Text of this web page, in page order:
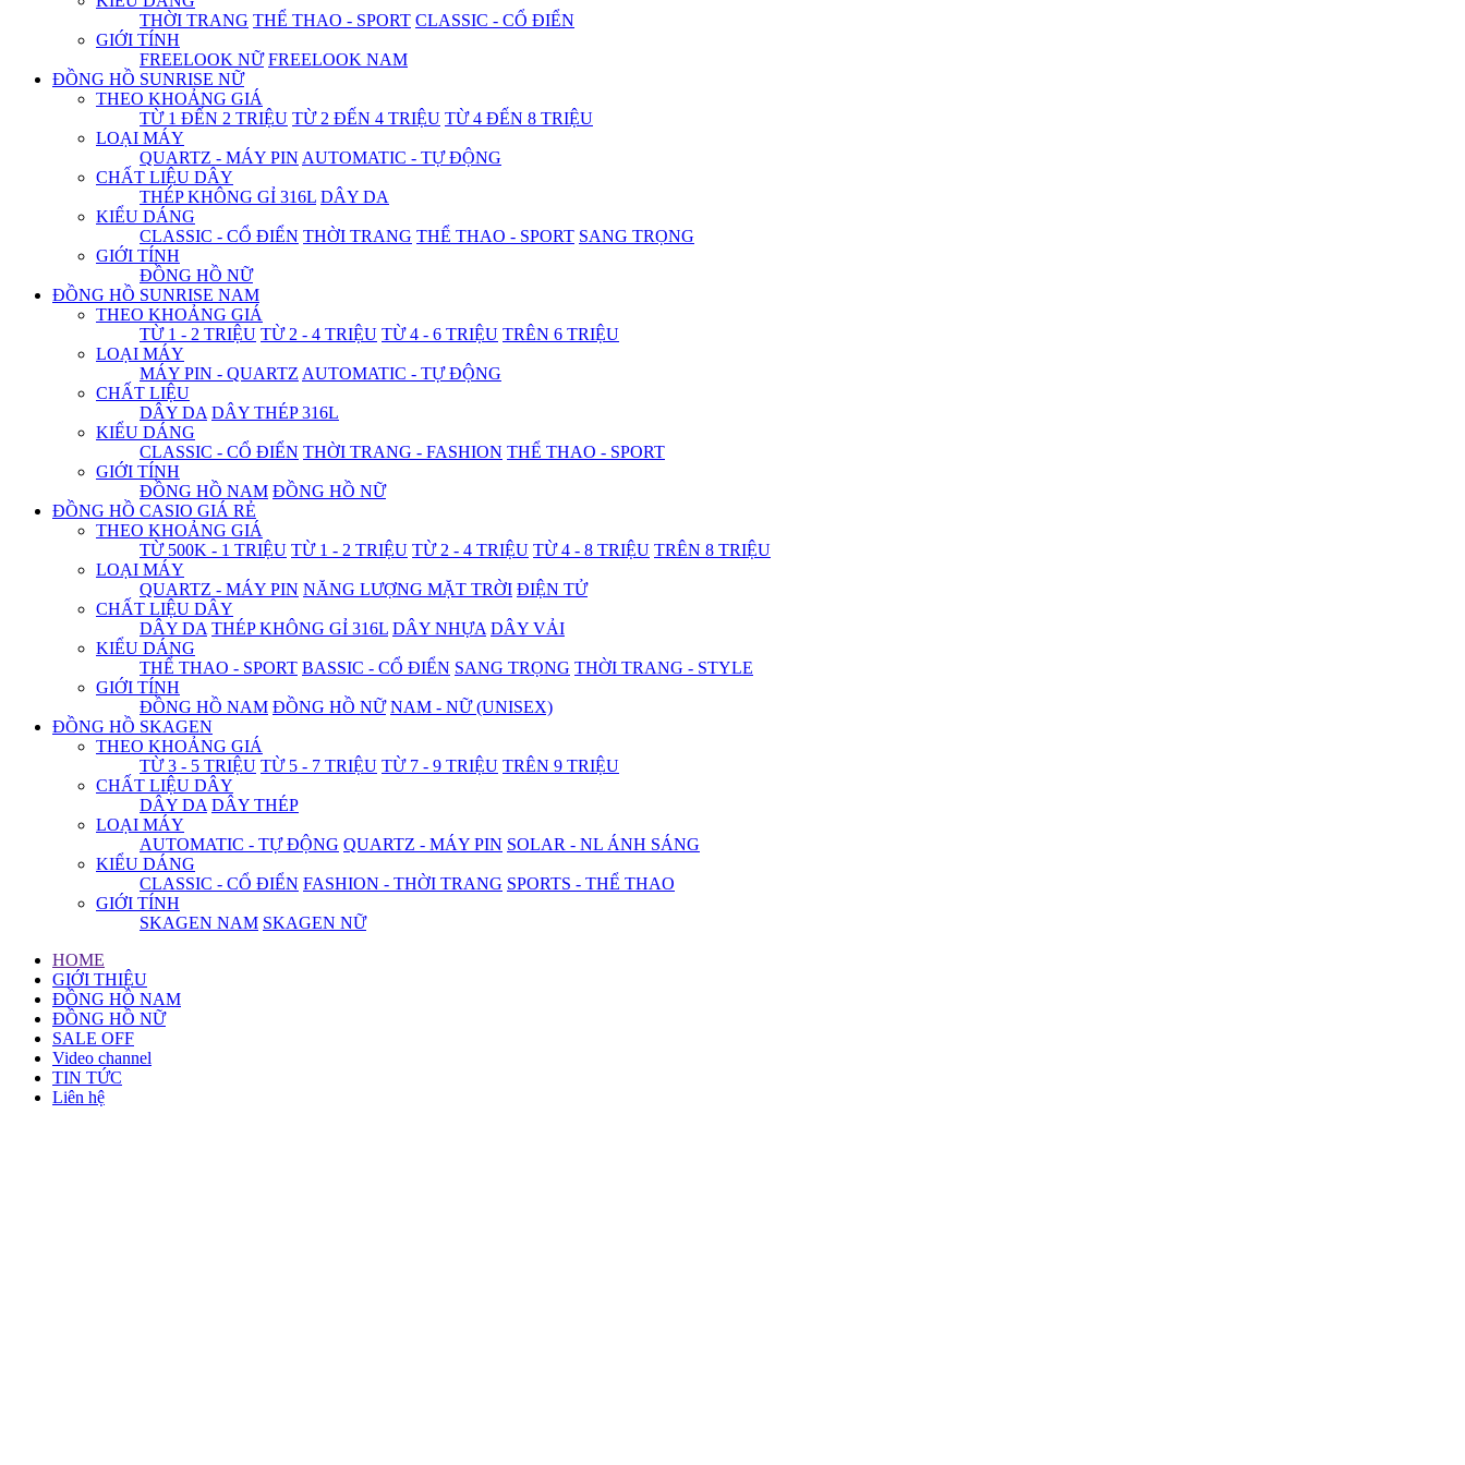
THỜI TRANG THỂ THAO - SPORT CLASSIC - CỔ ĐIỂN
GIỚI TÍNH
FREELOOK NỮ FREELOOK NAM
ĐỒNG HỒ SUNRISE NỮ
THEO KHOẢNG GIÁ
TỪ 1 ĐẾN 2 TRIỆU TỪ 2 ĐẾN 4 TRIỆU TỪ 4 ĐẾN 8 TRIỆU
LOẠI MÁY
QUARTZ - MÁY PIN AUTOMATIC - TỰ ĐỘNG
CHẤT LIỆU DÂY
THÉP KHÔNG GỈ 316L DÂY DA
KIỂU DÁNG
CLASSIC - CỔ ĐIỂN THỜI TRANG THỂ THAO - SPORT SANG TRỌNG
GIỚI TÍNH
ĐỒNG HỒ NỮ
ĐỒNG HỒ SUNRISE NAM
THEO KHOẢNG GIÁ
TỪ 1 - 2 TRIỆU TỪ 2 - 4 TRIỆU TỪ 4 - 6 TRIỆU TRÊN 6 TRIỆU
LOẠI MÁY
MÁY PIN - QUARTZ AUTOMATIC - TỰ ĐỘNG
CHẤT LIỆU
DÂY DA DÂY THÉP 316L
KIỂU DÁNG
CLASSIC - CỔ ĐIỂN THỜI TRANG - FASHION THỂ THAO - SPORT
GIỚI TÍNH
ĐỒNG HỒ NAM ĐỒNG HỒ NỮ
ĐỒNG HỒ CASIO GIÁ RẺ
THEO KHOẢNG GIÁ
TỪ 500K - 1 TRIỆU TỪ 1 - 2 TRIỆU TỪ 2 - 4 TRIỆU TỪ 4 - 8 TRIỆU TRÊN 8 TRIỆU
LOẠI MÁY
QUARTZ - MÁY PIN NĂNG LƯỢNG MẶT TRỜI ĐIỆN TỬ
CHẤT LIỆU DÂY
DÂY DA THÉP KHÔNG GỈ 316L DÂY NHỰA DÂY VẢI
KIỂU DÁNG
THỂ THAO - SPORT BASSIC - CỔ ĐIỂN SANG TRỌNG THỜI TRANG - STYLE
GIỚI TÍNH
ĐỒNG HỒ NAM ĐỒNG HỒ NỮ NAM - NỮ (UNISEX)
ĐỒNG HỒ SKAGEN
THEO KHOẢNG GIÁ
TỪ 3 - 5 TRIỆU TỪ 5 - 7 TRIỆU TỪ 7 - 9 TRIỆU TRÊN 9 TRIỆU
CHẤT LIỆU DÂY
DÂY DA DÂY THÉP
LOẠI MÁY
AUTOMATIC - TỰ ĐỘNG QUARTZ - MÁY PIN SOLAR - NL ÁNH SÁNG
KIỂU DÁNG
CLASSIC - CỔ ĐIỂN FASHION - THỜI TRANG SPORTS - THỂ THAO
GIỚI TÍNH
SKAGEN NAM SKAGEN NỮ
HOME
GIỚI THIỆU
ĐỒNG HỒ NAM
ĐỒNG HỒ NỮ
SALE OFF
Video channel
TIN TỨC
Liên hệ